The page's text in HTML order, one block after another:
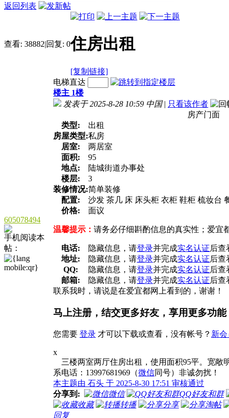
返回列表
查看: 38882|回复: 0住房出租
[复制链接]
605078494
手机阅读本
帖：
电梯直达
楼主 1楼
发表于 2025-8-28 10:59 中国 | 只看该作者
房产门面
类型:
出租
房屋类型:私房
居室:
两居室
面积:
95
地点:
陆城街道办事处
楼层:
3
装修情况:简单装修
配置:
沙发 茶几 床 床头柜 衣柜 鞋柜 梳妆台
价格:
面议
温馨提示： 请务必仔细斟酌信息的真实性；爱宜
电话: 隐藏信息，请登录并完成实名认证后查
地址:
隐藏信息，请登录并完成实名认证后查
QQ:
隐藏信息，请登录并完成实名认证后查
邮箱:
隐藏信息，请登录并完成实名认证后查
联系我时，请说是在爱宜都网上看到的，谢谢！
马上注册，结交更多好友，享用更多功能
您需要 登录 才可以下载或查看，没有帐号？ 新
x
三楼两室两厅住房出租，使用面积95平。宽敞
系电话：13997681969（微信同号）非诚勿扰！
本主题由 石头 于 2025-8-30 17:51 审核通过
分享到:
微信 QQ好友和群
收藏
转播 分享 淘帖
回复